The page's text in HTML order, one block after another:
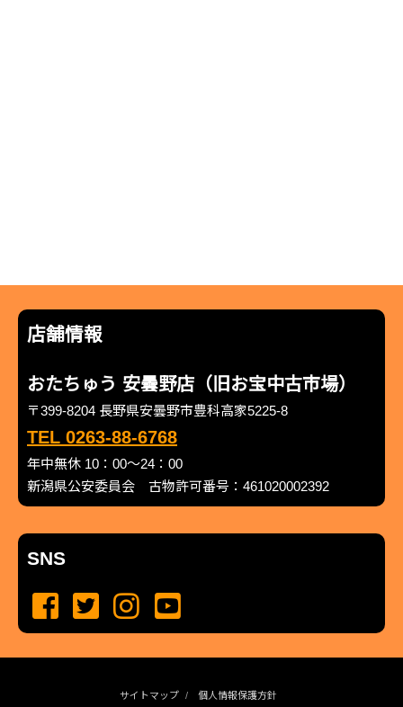
店舗情報
おたちゅう 安曇野店（旧お宝中古市場）
〒399-8204 長野県安曇野市豊科高家5225-8
TEL 0263-88-6768
年中無休 10：00～24：00
新潟県公安委員会 古物許可番号：461020002392
SNS
サイトマップ 個人情報保護方針